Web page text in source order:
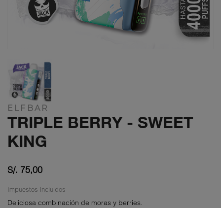
ELFBAR
TRIPLE BERRY - SWEET
KING
S/. 75,00
Impuestos incluidos
Deliciosa combinación de moras y berries.